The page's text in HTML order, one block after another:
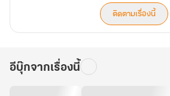
ติดตามเรื่องนี้
อีบุ๊กจากเรื่องนี้